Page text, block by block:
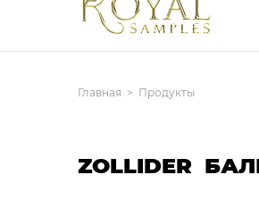
Главная Продукты
ZOLLIDER